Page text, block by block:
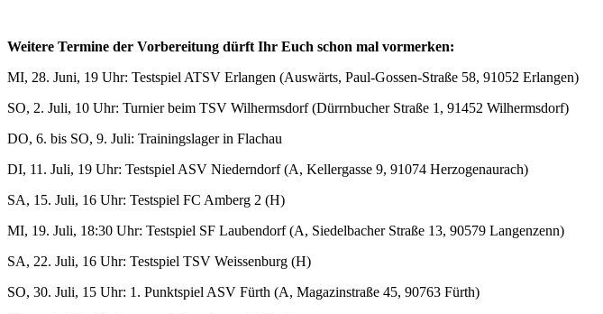
Weitere Termine der Vorbereitung dürft Ihr Euch schon mal vormerken:
MI, 28. Juni, 19 Uhr: Testspiel ATSV Erlangen (Auswärts, Paul-Gossen-Straße 58, 91052 Erlangen)
SO, 2. Juli, 10 Uhr: Turnier beim TSV Wilhermsdorf (Dürrnbucher Straße 1, 91452 Wilhermsdorf)
DO, 6. bis SO, 9. Juli: Trainingslager in Flachau
DI, 11. Juli, 19 Uhr: Testspiel ASV Niederndorf (A, Kellergasse 9, 91074 Herzogenaurach)
SA, 15. Juli, 16 Uhr: Testspiel FC Amberg 2 (H)
MI, 19. Juli, 18:30 Uhr: Testspiel SF Laubendorf (A, Siedelbacher Straße 13, 90579 Langenzenn)
SA, 22. Juli, 16 Uhr: Testspiel TSV Weissenburg (H)
SO, 30. Juli, 15 Uhr: 1. Punktspiel ASV Fürth (A, Magazinstraße 45, 90763 Fürth)